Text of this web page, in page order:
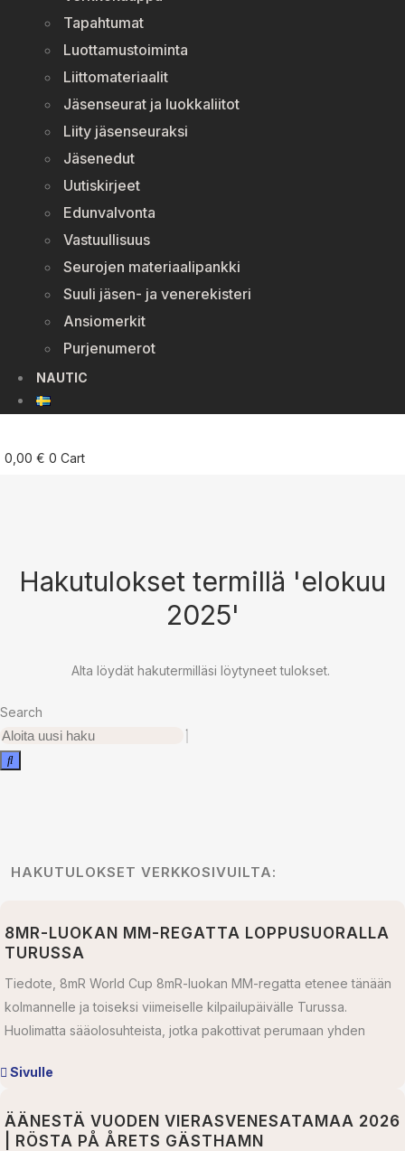
Tapahtumat
Luottamustoiminta
Liittomateriaalit
Jäsenseurat ja luokkaliitot
Liity jäsenseuraksi
Jäsenedut
Uutiskirjeet
Edunvalvonta
Vastuullisuus
Seurojen materiaalipankki
Suuli jäsen- ja venerekisteri
Ansiomerkit
Purjenumerot
NAUTIC
0,00 € 0 Cart
Hakutulokset termillä 'elokuu
2025'
Alta löydät hakutermilläsi löytyneet tulokset.
Search
HAKUTULOKSET VERKKOSIVUILTA:
8MR-LUOKAN MM-REGATTA LOPPUSUORALLA
TURUSSA
Tiedote, 8mR World Cup 8mR-luokan MM-regatta etenee tänään
kolmannelle ja toiseksi viimeiselle kilpailupäivälle Turussa.
Huolimatta sääolosuhteista, jotka pakottivat perumaan yhden
Sivulle
ÄÄNESTÄ VUODEN VIERASVENESATAMAA 2026
| RÖSTA PÅ ÅRETS GÄSTHAMN